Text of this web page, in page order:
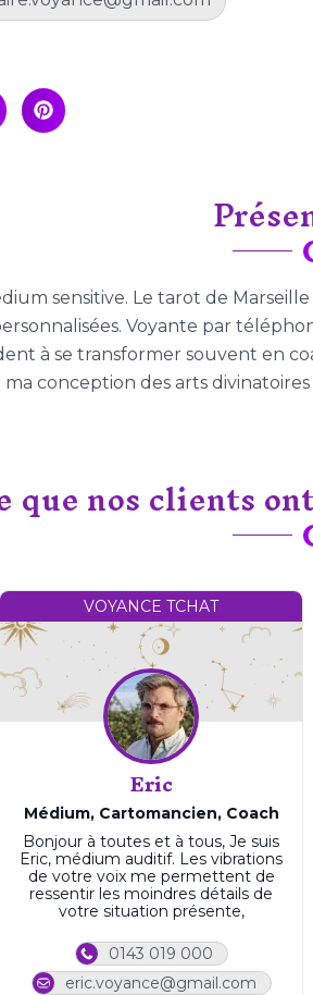
sensitive. Le tarot de
Voyante par
à se transformer souvent en
conception des arts
que nos clients
VOYANCE TCHAT
Eric
Médium, Cartomancien, Coach
Bonjour à toutes et à tous, Je suis
Eric, médium auditif. Les vibrations
de votre voix me permettent de
ressentir les moindres détails de
votre situation présente,
0143 019 000
eric.voyance@gmail.com